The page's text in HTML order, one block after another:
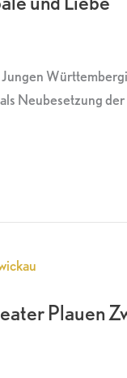
Neubesetzung
Plauen